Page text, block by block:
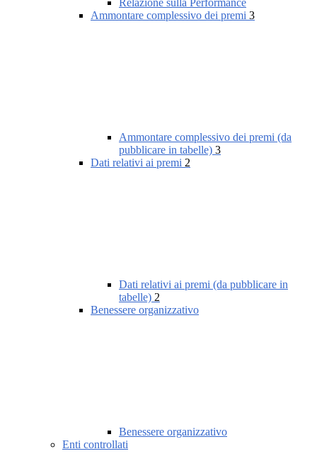
Relazione sulla Performance
Ammontare complessivo dei premi 3
Ammontare complessivo dei premi (da
pubblicare in tabelle) 3
Dati relativi ai premi 2
Dati relativi ai premi (da pubblicare in
tabelle) 2
Benessere organizzativo
Benessere organizzativo
Enti controllati